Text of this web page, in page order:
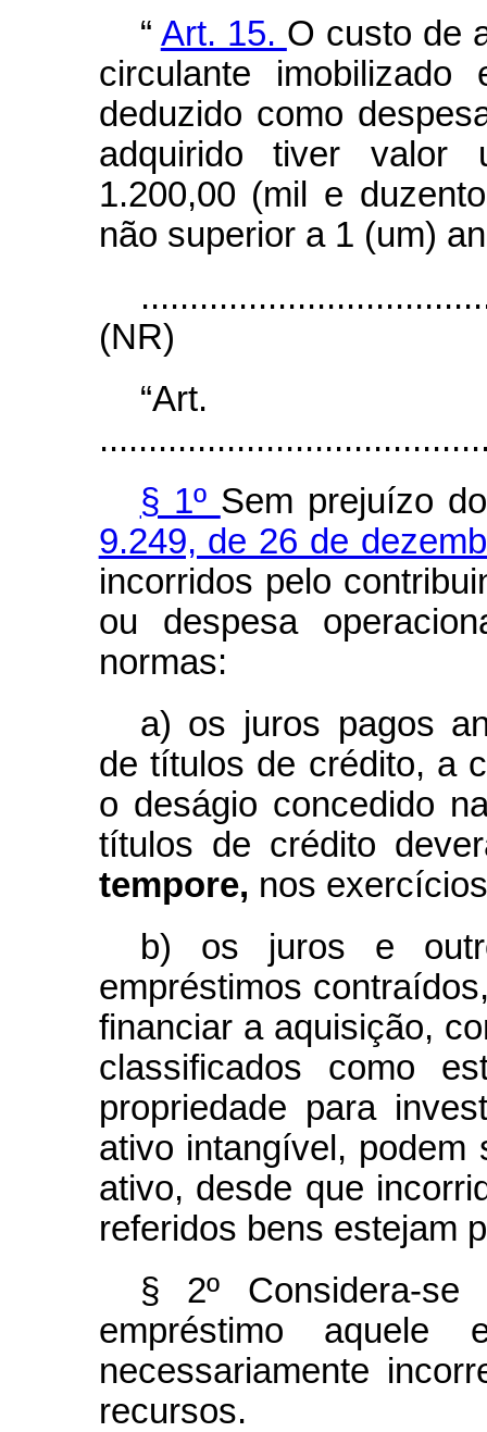
“ Art. 15. O custo de
circulante
deduzido como
adquirido tiver valor
1.200,00 (mil e
não superior a 1 (um)
(NR)
§ 1º Sem prejuízo
9.249, de 26 de
incorridos pelo
ou despesa
normas:
a) os juros pagos
de títulos de crédito, a
o deságio concedido
títulos de crédito
tempore, nos
b) os juros e
empréstimos
financiar a aquisição,
classificados como
propriedade para
ativo intangível, podem
ativo, desde que
referidos bens estejam
§ 2º Considera-
empréstimo
necessariamente
recursos.